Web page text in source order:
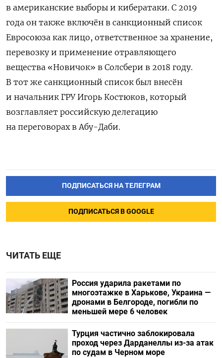
в американские выборы и кибератаки. С 2019
года он также включён в санкционный список
Евросоюза как лицо, ответственное за хранение,
перевозку и применение отравляющего
вещества «Новичок» в Солсбери в 2018 году.
В тот же санкционный список был внесён
и начальник ГРУ Игорь Костюков, который
возглавляет российскую делегацию
на переговорах в Абу-Даби.
ПОДПИСАТЬСЯ НА ТЕЛЕГРАМ
ПОДПИСАТЬСЯ В GOOGLE
ЧИТАТЬ ЕЩЕ
Россия ударила ракетами по
многоэтажке в Харькове, Украина —
дронами в Белгороде, погибли по
меньшей мере 6 человек
Турция частично заблокировала
проход через Дарданеллы из-за атак
по судам в Черном море